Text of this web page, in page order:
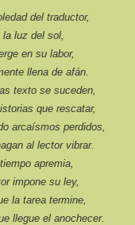
del traductor,
la luz del sol,
en su labor,
llena de afán.
texto se suceden,
que rescatar,
arcaísmos perdidos,
al lector vibrar.
apremia,
impone su ley,
la tarea termine,
llegue el anochecer.